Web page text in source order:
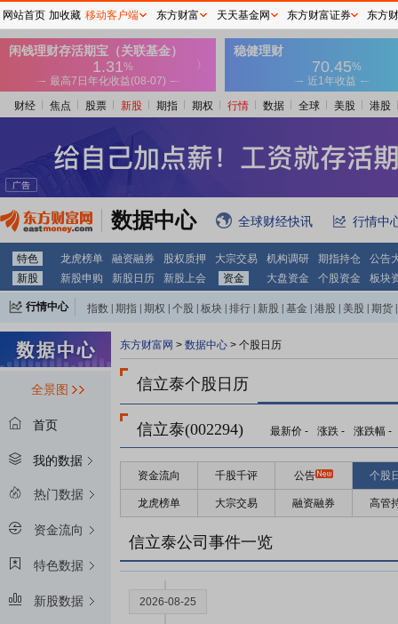
财经 焦点 股票 新股 期指 期权 行情 数据 全球 美股 港股
数据中心 全球财经快讯 行情中
特色 龙虎榜单 融资融券 股权质押 大宗交易 机构调研 期指持仓
公告
新股
新股申购 新股日历 新股上会 资金 大盘资金 个股资金 板块
行情中心 指数 期指 期权 个股 板块 排行 新股 基金 港股 美股 期货
全景图
首页
我的数据
热门数据
资金流向
特色数据
新股数据
东方财富网 > 数据中心 > 个股日历
信立泰个股日历
信立泰(002294) 最新价 - 涨跌 - 涨跌幅 -
资金流向 千股千评 公告 个股
龙虎榜单 大宗交易 融资融券 高管
信立泰公司事件一览
2026-08-25
网站首页 加收藏 移动客户端 东方财富 天天基金网 东方财富证券 东方